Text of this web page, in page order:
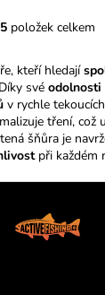
O
l
á
d
a
c
r
v
5položek celkem
kteří hledají
své odolnosti
v rychle
tření, což
šňůra je
při každém